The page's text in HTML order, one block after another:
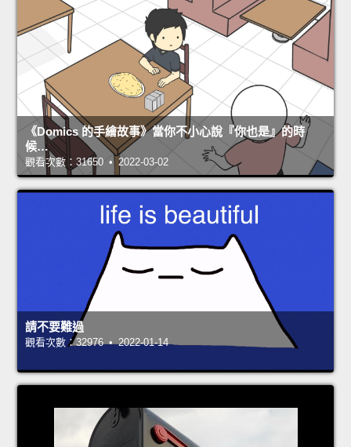
《Domics 的手繪故事》當你不小心說『你也是』的時
候…
觀看次數：31650 • 2022-03-02
請不要難過
觀看次數：32976 • 2022-01-14